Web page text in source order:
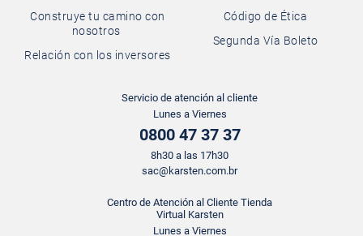
Construye tu camino con
nosotros
Relación con los inversores
Código de Ética
Segunda Vía Boleto
Servicio de atención al cliente
Lunes a Viernes
0800 47 37 37
8h30 a las 17h30
sac@karsten.com.br
Centro de Atención al Cliente Tienda
Virtual Karsten
Lunes a Viernes